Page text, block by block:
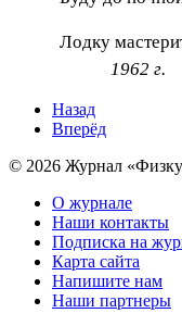
Лодку
1962 г.
Назад
Вперёд
© 2026 Журнал
О журнале
Наши контакты
Подписка на
Карта сайта
Напишите нам
Наши партнеры